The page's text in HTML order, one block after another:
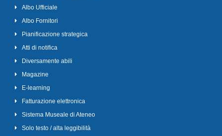
Albo Ufficiale
Albo Fornitori
Pianificazione strategica
Atti di notifica
Diversamente abili
Magazine
E-learning
Fatturazione elettronica
Sistema Museale di Ateneo
Solo testo / alta leggibilità